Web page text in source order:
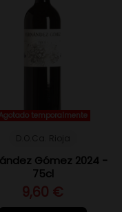
Agotado temporalmente
Gómez 2024 -
75cl
9,60 €